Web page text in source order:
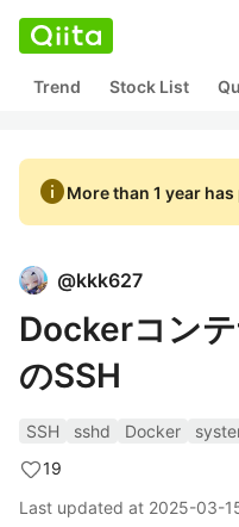
Trend Stock List
infoMore than 1 year
@kkk627
Dockerコン
のSSH
SSH sshd Docker
19
Last updated at 2025-03-